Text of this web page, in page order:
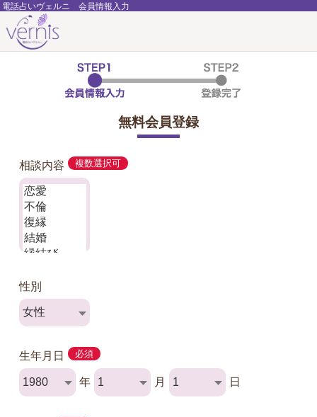
電話占いヴェルニ 会員情報入力
無料会員登録
相談内容 複数選択可
性別
生年月日 必須
年 月 日